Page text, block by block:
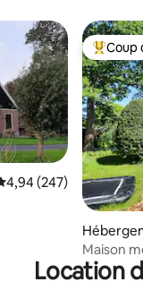
appréciés
moyenne
4,94 (247)
Coups
Coup
Maison
Location